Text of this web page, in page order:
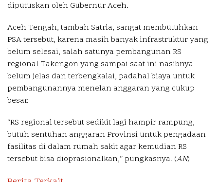
diputuskan oleh Gubernur Aceh.
Aceh Tengah, tambah Satria, sangat membutuhkan
PSA tersebut, karena masih banyak infrastruktur yang
belum selesai, salah satunya pembangunan RS
regional Takengon yang sampai saat ini nasibnya
belum jelas dan terbengkalai, padahal biaya untuk
pembangunannya menelan anggaran yang cukup
besar.
“RS regional tersebut sedikit lagi hampir rampung,
butuh sentuhan anggaran Provinsi untuk pengadaan
fasilitas di dalam rumah sakit agar kemudian RS
tersebut bisa dioprasionalkan,” pungkasnya. (AN)